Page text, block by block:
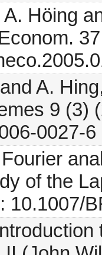
Höing
A.
9 (3)
0027-6
of the
10.1007/